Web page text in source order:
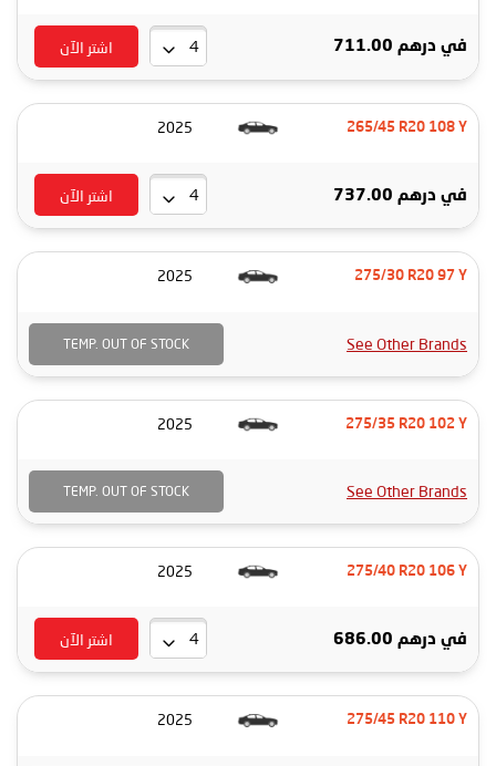
في درهم 711.00 اشتر الآن
265/45 R20 108 Y
2025
في درهم 737.00 اشتر الآن
275/30 R20 97 Y
2025
See Other Brands
TEMP. OUT OF STOCK
275/35 R20 102 Y
2025
See Other Brands
TEMP. OUT OF STOCK
275/40 R20 106 Y
2025
في درهم 686.00 اشتر الآن
275/45 R20 110 Y
2025